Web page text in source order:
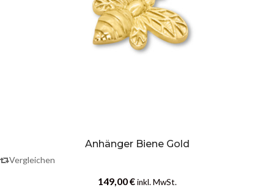
Anhänger Biene Gold
Vergleichen
149,00€ inkl. MwSt.